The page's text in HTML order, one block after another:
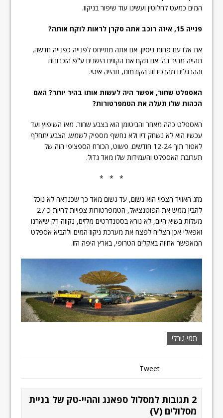
המים כמעט לחלוטין ועשינו עוד שיפור בניקוז.
פנייה 15, איזה רוכב אתה סקרן לראות לוקח אותה?
את אלו עם פחות ניסיון. אם אתה מתייחס לפנייה כפנייה חדשה,
תהייה מהיר בה. אם תקח את הקווים הישנים ע"פ הזכרונות
וההרגלים מהרכיבות הקודמות, תהייה איטי.
האספלט שחור, אפשר היה לעשות אותו בהיר יותר? האם
הכהות שלו תעלה את הטמפרטורות?
האספלט כהה מאחר והביטומן הוא בצבע שחור. מאז השיפוץ ועד
עכשיו הוא לא נשחק דיו ולא נחשף מספיק לשמש. הצבע יתחלף
לאפור תוך 12-24 חודשים. פשוט, הכורח הספציפי הזה של
תערובת האספלט והעמידות שלו מאד גדול.
* * *
מזג האוויר הצפוי הוא גשום, עד גשום מאד כך שכנראה לא נוכל
להבין ממש את הפוטנציאל, הטמפרטורות צפויות להיות כ-27
מעלות בשיא היום, לא נורא בסטנדרטים מלזים, נקווה רק שיארנו
זאפאלי אכן הצליח לפצח את מערכת ניקוז המים ולהביא אספלט
המאפשר אחיזה באקלים הטרופי, בארץ היפה הזו.
תמי גורלי
Tweet
2 תגובות למסלול ספאנג וההיי-טק של בניית
מסלולים (V)